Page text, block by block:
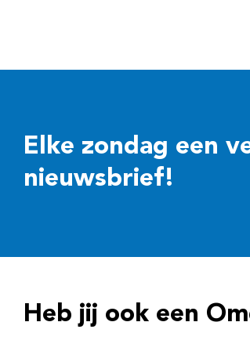
Elke zondag een
nieuwsbrief!
Heb jij ook een